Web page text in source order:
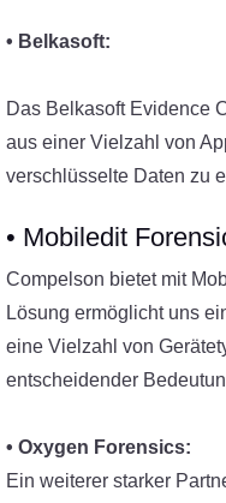
• Belkasoft:
Das Belkasoft Evidence
aus einer Vielzahl von
verschlüsselte Daten zu
• Mobiledit
Compelson bietet mit
Lösung ermöglicht uns
eine Vielzahl von
entscheidender
• Oxygen Forensics:
Ein weiterer starker